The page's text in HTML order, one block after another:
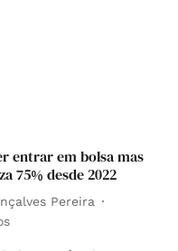
entrar em bolsa mas
75% desde 2022
Pereira